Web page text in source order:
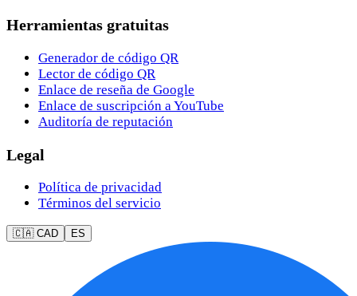
Herramientas gratuitas
Generador de código QR
Lector de código QR
Enlace de reseña de Google
Enlace de suscripción a YouTube
Auditoría de reputación
Legal
Política de privacidad
Términos del servicio
🇨🇦 CAD ES